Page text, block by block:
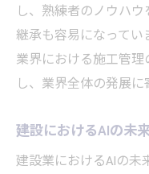
し、熟練者のノウハ
継承も容易になって
業界における施工管
し、業界全体の発展に
建設におけるAIの未
建設業におけるAIの未